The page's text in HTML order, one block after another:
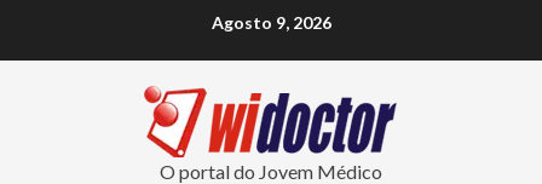
Agosto 9, 2026
O portal do Jovem Médico